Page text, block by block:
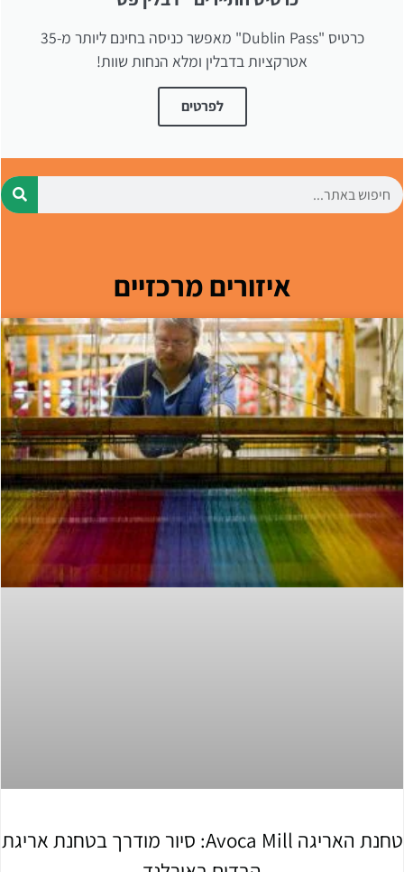
כרטיס "Dublin Pass" מאפשר כניסה בחינם ליותר מ-35
אטרקציות בדבלין ומלא הנחות שוות!
לפרטים
איזורים מרכזיים
טחנת האריגה Avoca Mill: סיור מודרך בטחנת אריגת